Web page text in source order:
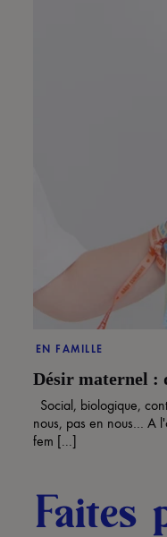
EN FAMILLE
Désir maternel :
Social, biologique,
nous, pas en nous… A
fem [...]
Faites